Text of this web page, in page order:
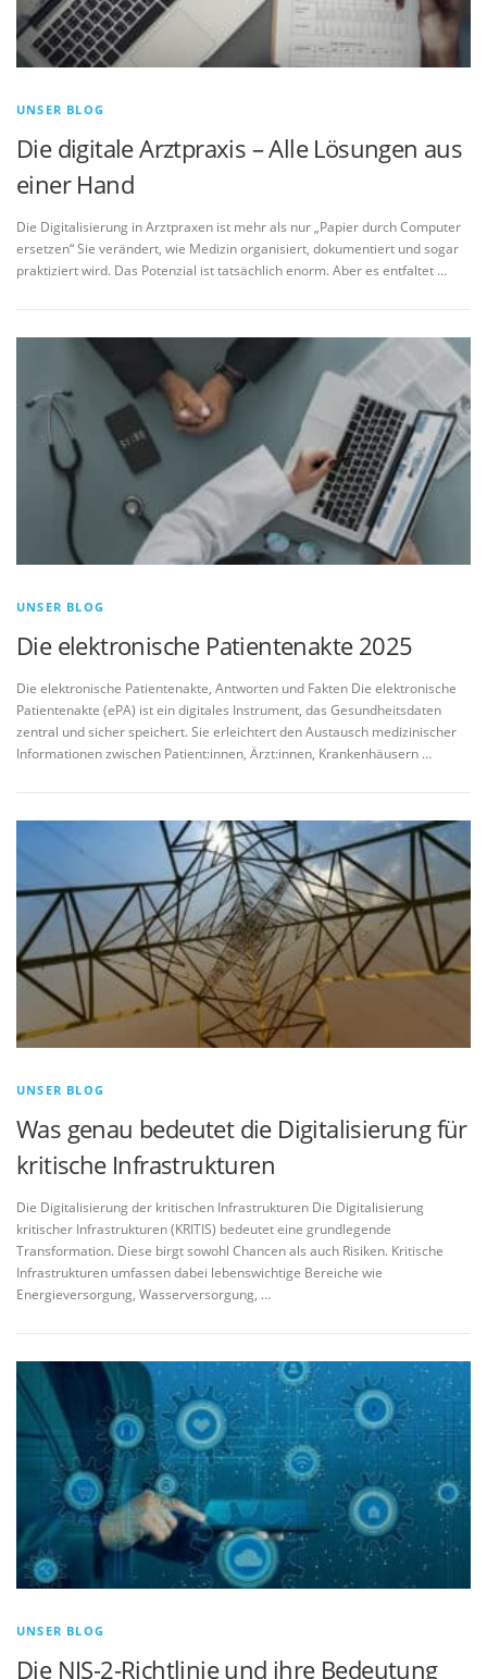
UNSER BLOG
Die digitale Arztpraxis – Alle Lösungen aus
einer Hand
Die Digitalisierung in Arztpraxen ist mehr als nur „Papier durch Computer
ersetzen“ Sie verändert, wie Medizin organisiert, dokumentiert und sogar
praktiziert wird. Das Potenzial ist tatsächlich enorm. Aber es entfaltet …
UNSER BLOG
Die elektronische Patientenakte 2025
Die elektronische Patientenakte, Antworten und Fakten Die elektronische
Patientenakte (ePA) ist ein digitales Instrument, das Gesundheitsdaten
zentral und sicher speichert. Sie erleichtert den Austausch medizinischer
Informationen zwischen Patient:innen, Ärzt:innen, Krankenhäusern …
UNSER BLOG
Was genau bedeutet die Digitalisierung für
kritische Infrastrukturen
Die Digitalisierung der kritischen Infrastrukturen Die Digitalisierung
kritischer Infrastrukturen (KRITIS) bedeutet eine grundlegende
Transformation. Diese birgt sowohl Chancen als auch Risiken. Kritische
Infrastrukturen umfassen dabei lebenswichtige Bereiche wie
Energieversorgung, Wasserversorgung, …
UNSER BLOG
Die NIS-2-Richtlinie und ihre Bedeutung